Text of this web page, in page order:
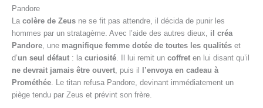
Pandore
La colère de Zeus ne se fit pas attendre, il décida de punir les
hommes par un stratagème. Avec l’aide des autres dieux, il créa
Pandore, une magnifique femme dotée de toutes les qualités et
d’un seul défaut : la curiosité. Il lui remit un coffret en lui disant qu’il
ne devrait jamais être ouvert, puis il
l’envoya en cadeau à
Prométhée. Le titan refusa Pandore, devinant immédiatement un
piège tendu par Zeus et prévint son frère.